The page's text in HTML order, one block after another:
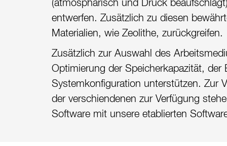
(atmosphärisch und Druck
entwerfen. Zusätzlich zu diesen
Materialien, wie Zeolithe, zurückgreifen.
Zusätzlich zur Auswahl des
Optimierung der Speicherkapazität,
Systemkonfiguration unterstützen. Zur
der verschiendenen zur Verfügung
Software mit unsere etablierten